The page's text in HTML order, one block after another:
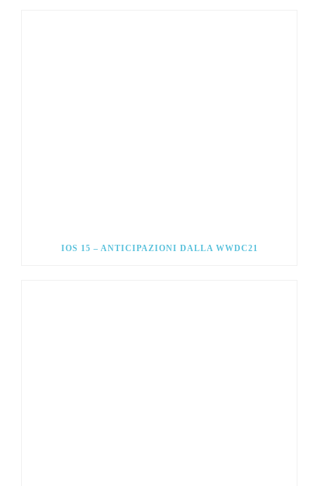
IOS 15 – ANTICIPAZIONI DALLA WWDC21